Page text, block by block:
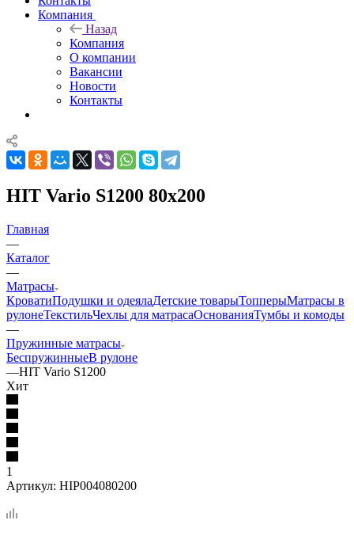
Компания
Назад
Компания
О компании
Вакансии
Новости
Контакты
HIT Vario S1200 80x200
Главная
—
Каталог
—
Матрасы
КроватиПодушки и одеялаДетские товарыТопперыМатрасы в
рулонеТекстильЧехлы для матрасаОснованияТумбы и комоды
—
Пружинные матрасы
БеспружинныеВ рулоне
—HIT Vario S1200
Хит
1
Артикул: HIP004080200